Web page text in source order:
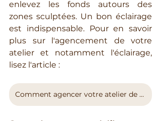
enlevez les fonds autours des
zones sculptées. Un bon éclairage
est indispensable. Pour en savoir
plus sur l'agencement de votre
atelier et notamment l'éclairage,
lisez l'article :
Comment agencer votre atelier de sculpture sur bois ? Guide Pratique